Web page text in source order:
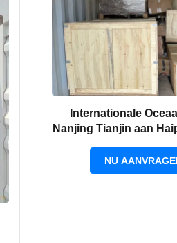
Internationale
Nanjing Tianjin aan
NU